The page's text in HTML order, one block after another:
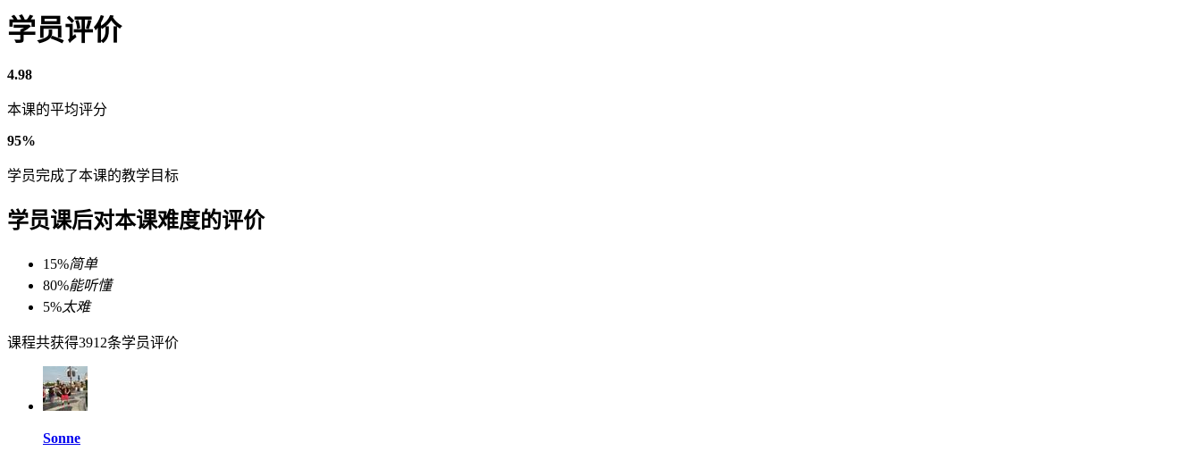
学员评价
4.98
本课的平均评分
95%
学员完成了本课的教学目标
学员课后对本课难度的评价
15%简单
80%能听懂
5%太难
课程共获得3912条学员评价
Sonne